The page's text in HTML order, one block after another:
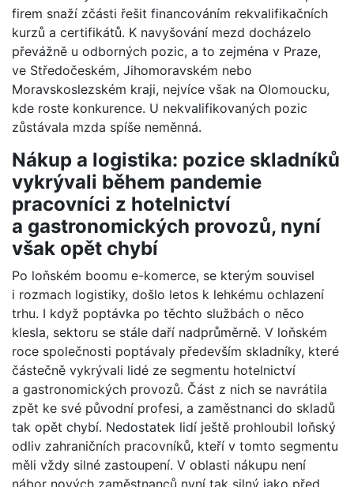
firem snaží zčásti řešit financováním rekvalifikačních
kurzů a certifikátů. K navyšování mezd docházelo
převážně u odborných pozic, a to zejména v Praze,
ve Středočeském, Jihomoravském nebo
Moravskoslezském kraji, nejvíce však na Olomoucku,
kde roste konkurence. U nekvalifikovaných pozic
zůstávala mzda spíše neměnná.
Nákup a logistika: pozice skladníků
vykrývali během pandemie
pracovníci z hotelnictví
a gastronomických provozů, nyní
však opět chybí
Po loňském boomu e-komerce, se kterým souvisel
i rozmach logistiky, došlo letos k lehkému ochlazení
trhu. I když poptávka po těchto službách o něco
klesla, sektoru se stále daří nadprůměrně. V loňském
roce společnosti poptávaly především skladníky, které
částečně vykrývali lidé ze segmentu hotelnictví
a gastronomických provozů. Část z nich se navrátila
zpět ke své původní profesi, a zaměstnanci do skladů
tak opět chybí. Nedostatek lidí ještě prohloubil loňský
odliv zahraničních pracovníků, kteří v tomto segmentu
měli vždy silné zastoupení. V oblasti nákupu není
nábor nových zaměstnanců nyní tak silný jako před